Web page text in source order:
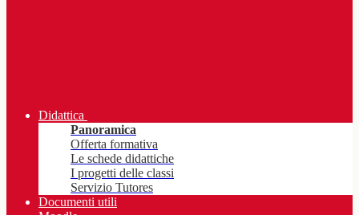
Didattica
Panoramica
Offerta formativa
Le schede didattiche
I progetti delle classi
Servizio Tutores
Documenti utili